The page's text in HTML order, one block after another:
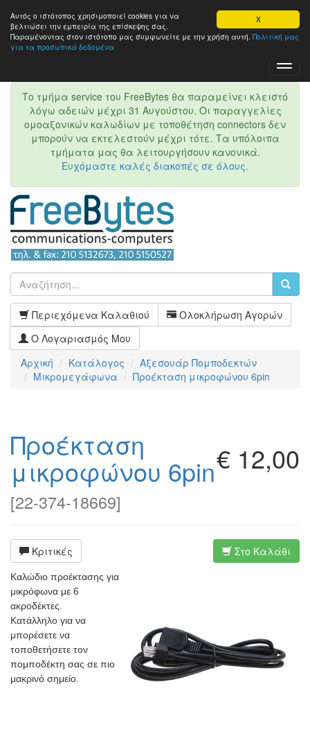
X
Αυτός ο ιστότοπος χρησιμοποιεί cookies για να
βελτιώσει την εμπειρία της επίσκεψης σας.
Παραμένοντας στον ιστότοπo μας συμφωνείτε με την χρήση αυτή. Πολιτική μας
για τα προσωπικά δεδομένα
Το τμήμα service του FreeBytes θα παραμείνει κλειστό
λόγω αδειών μέχρι 31 Αυγούστου. Οι παραγγελίες
ομοαξονικών καλωδίων με τοποθέτηση connectors δεν
μπορούν να εκτελεστούν μέχρι τότε. Τα υπόλοιπα
τμήματα μας θα λειτουργήσουν κανονικά.
Ευχόμαστε καλές διακοπές σε όλους.
Περιεχόμενα Καλαθιού
Ολοκλήρωση Αγορών
Ο Λογαριασμός Μου
Αρχική
Κατάλογος
Αξεσουάρ Πομποδεκτών
Μικρομεγάφωνα
Προέκταση μικροφώνου 6pin
€ 12,00
Προέκταση
μικροφώνου 6pin
[22-374-18669]
Κριτικές Στο Καλάθι
Καλώδιο προέκτασης για
μικρόφωνα με 6
ακροδέκτες.
Κατάλληλο για να
μπορέσετε να
τοποθετήσετε τον
πομποδέκτη σας σε πιο
μακρινό σημείο.